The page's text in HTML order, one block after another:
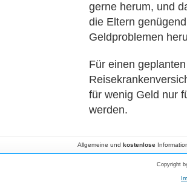
gerne herum, und
die Eltern
Geldproblemen
Für einen
für wenig Geld nur
werden.
Allgemeine und kostenlose
Copyright